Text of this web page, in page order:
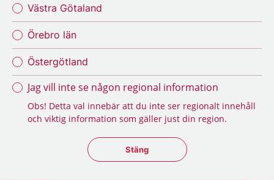
Västra Götaland
Örebro län
Östergötland
Jag vill inte se någon regional information
Obs! Detta val innebär att du inte ser regionalt innehåll
och viktig information som gäller just din region.
Stäng regionsväljaren
Stäng